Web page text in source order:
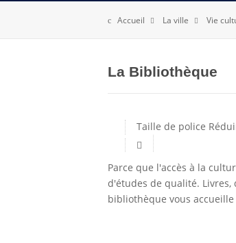
Accueil La ville Vie
La Bibliothèque
Taille de police
Parce que l'accès à la
d'études de qualité.
bibliothèque vous accueille